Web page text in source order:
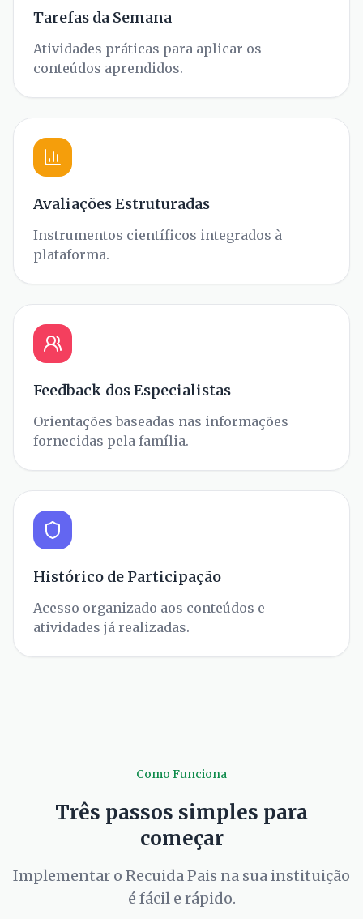
Tarefas da Semana
Atividades práticas para aplicar os
conteúdos aprendidos.
Avaliações Estruturadas
Instrumentos científicos integrados à
plataforma.
Feedback dos Especialistas
Orientações baseadas nas informações
fornecidas pela família.
Histórico de Participação
Acesso organizado aos conteúdos e
atividades já realizadas.
Como Funciona
Três passos simples para
começar
Implementar o Recuida Pais na sua instituição
é fácil e rápido.